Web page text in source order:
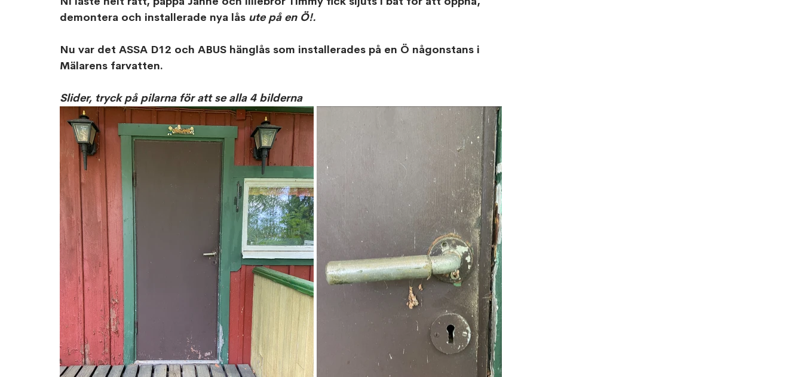
demontera och installerade nya lås ute på en Ö!.
Nu var det ASSA D12 och ABUS hänglås som installerades på en Ö någonstans i
Mälarens farvatten.
Slider, tryck på pilarna för att se alla 4 bilderna